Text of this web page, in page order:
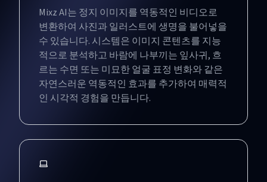
Mixz AI는 정지 이미지를 역동적인 비디오로
변환하여 사진과 일러스트에 생명을 불어넣을
수 있습니다. 시스템은 이미지 콘텐츠를 지능
적으로 분석하고 바람에 나부끼는 잎사귀, 흐
르는 수면 또는 미묘한 얼굴 표정 변화와 같은
자연스러운 역동적인 효과를 추가하여 매력적
인 시각적 경험을 만듭니다.